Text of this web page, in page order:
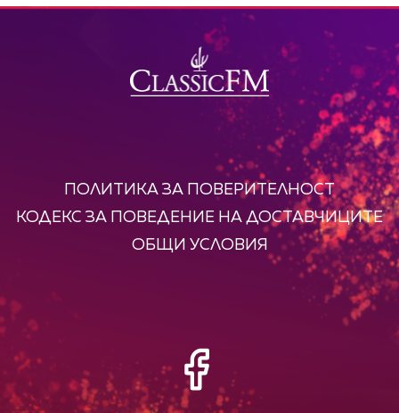
ПОЛИТИКА ЗА ПОВЕРИТЕЛНОСТ
КОДЕКС ЗА ПОВЕДЕНИЕ НА ДОСТАВЧИЦИТЕ
ОБЩИ УСЛОВИЯ